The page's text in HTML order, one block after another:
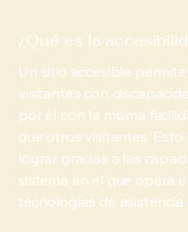
¿Qué es la
Un sitio accesible
visitantes con
por él con la misma
que otros visitantes. Esto
lograr gracias a las
sistema en el que opera
tecnologías de asistencia.